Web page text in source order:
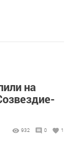
на
932 0 1